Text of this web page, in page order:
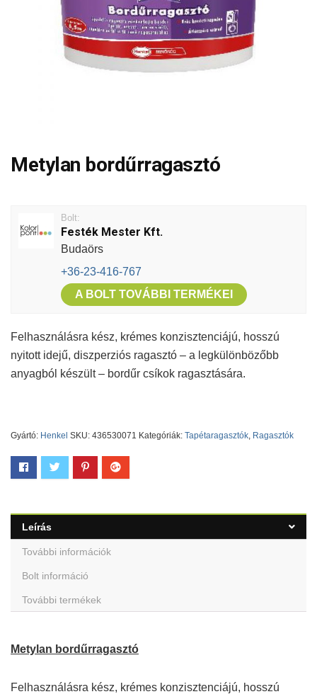
Metylan bordűrragasztó
Bolt:
Festék Mester Kft.
Budaörs
+36-23-416-767
A BOLT TOVÁBBI TERMÉKEI
Felhasználásra kész, krémes konzisztenciájú, hosszú
nyitott idejű, diszperziós ragasztó – a legkülönbözőbb
anyagból készült – bordűr csíkok ragasztására.
Gyártó: Henkel SKU: 436530071 Kategóriák: Tapétaragasztók, Ragasztók
Leírás
További információk
Bolt információ
További termékek
Metylan bordűrragasztó
Felhasználásra kész, krémes konzisztenciájú, hosszú